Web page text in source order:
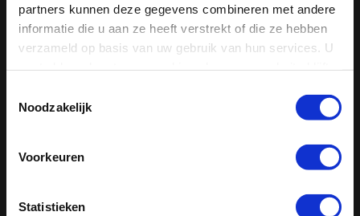
partners kunnen deze gegevens combineren met andere
informatie die u aan ze heeft verstrekt of die ze hebben
verzameld op basis van uw gebruik van hun services. U
Noodzakelijk
Voorkeuren
Statistieken
ADVIES & ENGINEERING
De afdeling engineering richt zich met name op het op
maat ontwerpen en van bouwmachines voor uw project.